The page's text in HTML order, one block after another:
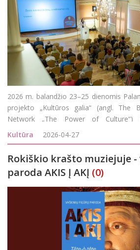
2026 m. balandžio 23–25 dienomis
projekto „Kultūros galia“ (angl. The
Network „The Power of Culture“)
konferencija, subūrusi kultūros centrų
Latvijos ir Estijos. Renginys
Kultūra 2026-04-27
Rokiškio krašto muziejuje
paroda AKIS Į AKĮ (0)